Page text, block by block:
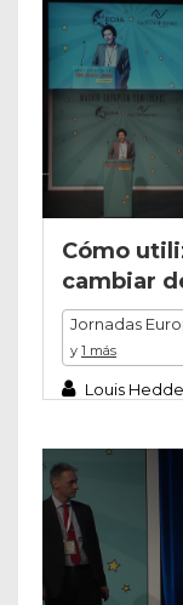
Cómo
cambiar
Jornadas
y 1 más
Louis Hedde